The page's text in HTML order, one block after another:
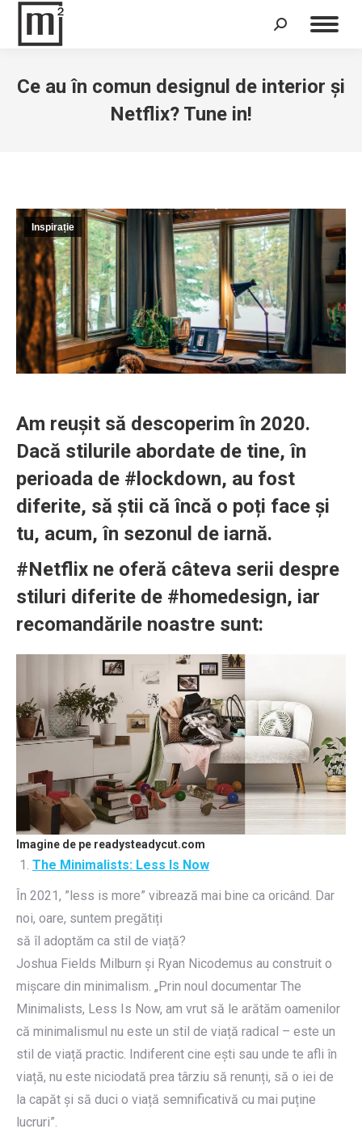
Search:
Ce au în comun designul de interior și
Netflix? Tune in!
Inspirație
Am reușit să descoperim în 2020.
Dacă stilurile abordate de tine, în
perioada de #lockdown, au fost
diferite, să știi că încă o poți face și
tu, acum, în sezonul de iarnă.
#Netflix ne oferă câteva serii despre
stiluri diferite de #homedesign, iar
recomandările noastre sunt:
Imagine de pe readysteadycut.com
The Minimalists: Less Is Now
În 2021, ”less is more” vibrează mai bine ca oricând. Dar
noi, oare, suntem pregătiți
să îl adoptăm ca stil de viață?
Joshua Fields Milburn și Ryan Nicodemus au construit o
mișcare din minimalism. „Prin noul documentar The
Minimalists, Less Is Now, am vrut să le arătăm oamenilor
că minimalismul nu este un stil de viață radical – este un
stil de viață practic. Indiferent cine ești sau unde te afli în
viață, nu este niciodată prea târziu să renunți, să o iei de
la capăt și să duci o viață semnificativă cu mai puține
lucruri”.